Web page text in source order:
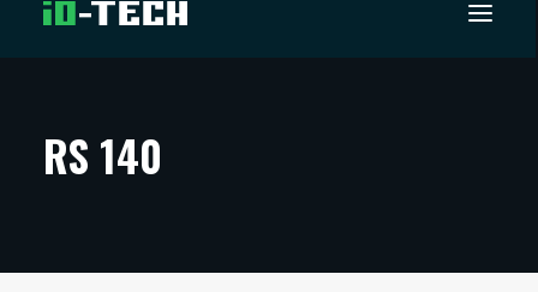
ARTIKKELIT
TECHBBS
RS 140